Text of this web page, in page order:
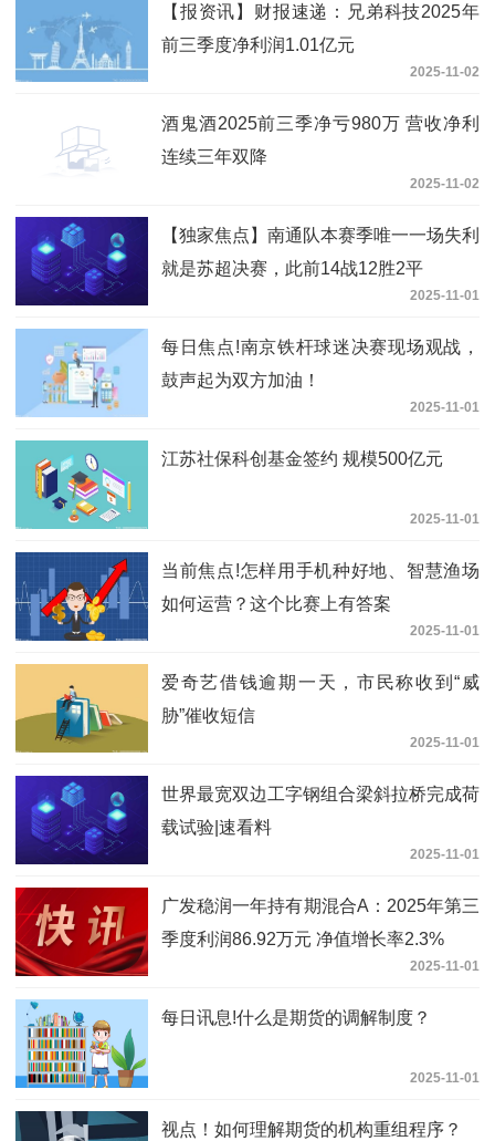
【报资讯】财报速递：兄弟科技2025年
前三季度净利润1.01亿元
2025-11-02
酒鬼酒2025前三季净亏980万 营收净利
连续三年双降
2025-11-02
【独家焦点】南通队本赛季唯一一场失利
就是苏超决赛，此前14战12胜2平
2025-11-01
每日焦点!南京铁杆球迷决赛现场观战，
鼓声起为双方加油！
2025-11-01
江苏社保科创基金签约 规模500亿元
2025-11-01
当前焦点!怎样用手机种好地、智慧渔场
如何运营？这个比赛上有答案
2025-11-01
爱奇艺借钱逾期一天，市民称收到“威
胁”催收短信
2025-11-01
世界最宽双边工字钢组合梁斜拉桥完成荷
载试验|速看料
2025-11-01
广发稳润一年持有期混合A：2025年第三
季度利润86.92万元 净值增长率2.3%
2025-11-01
每日讯息!什么是期货的调解制度？
2025-11-01
视点！如何理解期货的机构重组程序？